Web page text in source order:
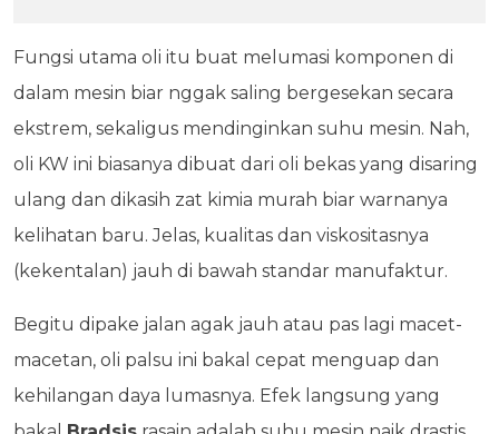
Fungsi utama oli itu buat melumasi komponen di
dalam mesin biar nggak saling bergesekan secara
ekstrem, sekaligus mendinginkan suhu mesin. Nah,
oli KW ini biasanya dibuat dari oli bekas yang disaring
ulang dan dikasih zat kimia murah biar warnanya
kelihatan baru. Jelas, kualitas dan viskositasnya
(kekentalan) jauh di bawah standar manufaktur.
Begitu dipake jalan agak jauh atau pas lagi macet-
macetan, oli palsu ini bakal cepat menguap dan
kehilangan daya lumasnya. Efek langsung yang